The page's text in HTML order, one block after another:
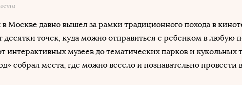
Москве давно вышел за рамки традиционного похода в
десятки точек, куда можно отправиться с ребенком в любую
интерактивных музеев до тематических парков и кукольных
собрал места, где можно весело и познавательно провести